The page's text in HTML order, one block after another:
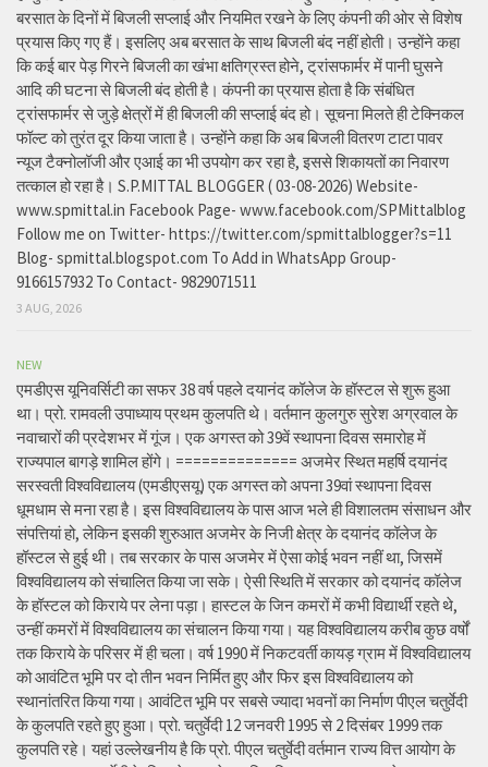
बरसात के दिनों में बिजली सप्लाई और नियमित रखने के लिए कंपनी की ओर से विशेष
प्रयास किए गए हैं। इसलिए अब बरसात के साथ बिजली बंद नहीं होती। उन्होंने कहा
कि कई बार पेड़ गिरने बिजली का खंभा क्षतिग्रस्त होने, ट्रांसफार्मर में पानी घुसने
आदि की घटना से बिजली बंद होती है। कंपनी का प्रयास होता है कि संबंधित
ट्रांसफार्मर से जुड़े क्षेत्रों में ही बिजली की सप्लाई बंद हो। सूचना मिलते ही टेक्निकल
फॉल्ट को तुरंत दूर किया जाता है। उन्होंने कहा कि अब बिजली वितरण टाटा पावर
न्यूज टैक्नोलॉजी और एआई का भी उपयोग कर रहा है, इससे शिकायतों का निवारण
तत्काल हो रहा है। S.P.MITTAL BLOGGER ( 03-08-2026) Website-
www.spmittal.in Facebook Page- www.facebook.com/SPMittalblog
Follow me on Twitter- https://twitter.com/spmittalblogger?s=11
Blog- spmittal.blogspot.com To Add in WhatsApp Group-
9166157932 To Contact- 9829071511
3 AUG, 2026
NEW
एमडीएस यूनिवर्सिटी का सफर 38 वर्ष पहले दयानंद कॉलेज के हॉस्टल से शुरू हुआ
था। प्रो. रामवली उपाध्याय प्रथम कुलपति थे। वर्तमान कुलगुरु सुरेश अग्रवाल के
नवाचारों की प्रदेशभर में गूंज। एक अगस्त को 39वें स्थापना दिवस समारोह में
राज्यपाल बागड़े शामिल होंगे। ============== अजमेर स्थित महर्षि दयानंद
सरस्वती विश्वविद्यालय (एमडीएसयू) एक अगस्त को अपना 39वां स्थापना दिवस
धूमधाम से मना रहा है। इस विश्वविद्यालय के पास आज भले ही विशालतम संसाधन और
संपत्तियां हो, लेकिन इसकी शुरुआत अजमेर के निजी क्षेत्र के दयानंद कॉलेज के
हॉस्टल से हुई थी। तब सरकार के पास अजमेर में ऐसा कोई भवन नहीं था, जिसमें
विश्वविद्यालय को संचालित किया जा सके। ऐसी स्थिति में सरकार को दयानंद कॉलेज
के हॉस्टल को किराये पर लेना पड़ा। हास्टल के जिन कमरों में कभी विद्यार्थी रहते थे,
उन्हीं कमरों में विश्वविद्यालय का संचालन किया गया। यह विश्वविद्यालय करीब कुछ वर्षों
तक किराये के परिसर में ही चला। वर्ष 1990 में निकटवर्ती कायड़ ग्राम में विश्वविद्यालय
को आवंटित भूमि पर दो तीन भवन निर्मित हुए और फिर इस विश्वविद्यालय को
स्थानांतरित किया गया। आवंटित भूमि पर सबसे ज्यादा भवनों का निर्माण पीएल चतुर्वेदी
के कुलपति रहते हुए हुआ। प्रो. चतुर्वेदी 12 जनवरी 1995 से 2 दिसंबर 1999 तक
कुलपति रहे। यहां उल्लेखनीय है कि प्रो. पीएल चतुर्वेदी वर्तमान राज्य वित्त आयोग के